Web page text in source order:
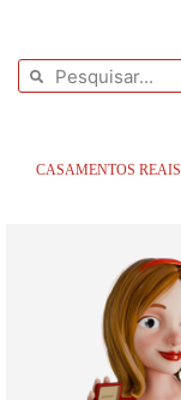
CASAMENTOS REAIS